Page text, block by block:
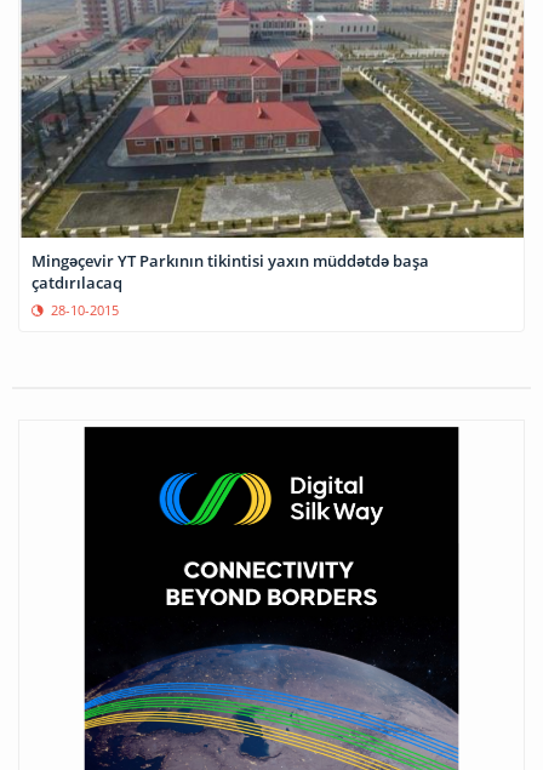
Mingəçevir YT Parkının tikintisi yaxın müddətdə başa
çatdırılacaq
28-10-2015